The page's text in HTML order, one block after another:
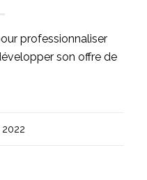
professionnaliser
son offre de